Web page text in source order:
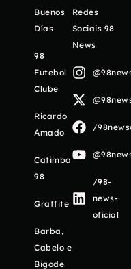
Buenos
Días
98
Futebol
Clube
Ricardo
Amado
Catimba
98
Graffite
Barba,
Cabelo e
Bigode
Redes
Sociais 98
News
/
/98-
news-
oficial